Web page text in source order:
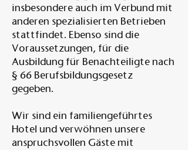
insbesondere auch im Verbund mit
anderen spezialisierten Betrieben
stattfindet. Ebenso sind die
Voraussetzungen, für die
Ausbildung für Benachteiligte nach
§ 66 Berufsbildungsgesetz
gegeben.
Wir sind ein familiengeführtes
Hotel und verwöhnen unsere
anspruchsvollen Gäste mit